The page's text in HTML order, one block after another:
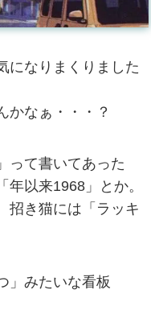
になりまくりました
かなぁ・・・？
って書いてあった
年以来1968」とか。
招き猫には「ラッキ
」みたいな看板